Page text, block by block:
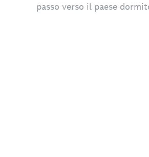
passo verso il paese